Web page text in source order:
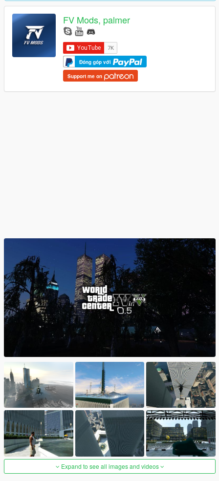
FV Mods, palmer
Đóng góp với
Support me on
Expand to see all images and videos